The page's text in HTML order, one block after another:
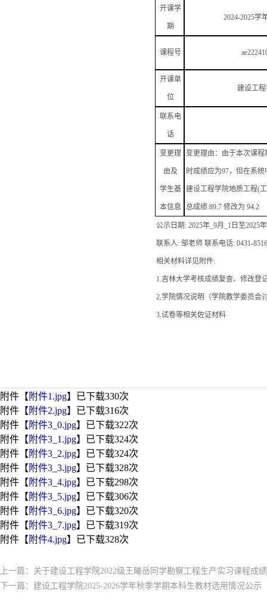
开课学
期
2024-2025学
课程号
开课单
位
建设工
联系电
话
变更理
由及
学生基
本信息
变更理由：由于本次课程
时成绩应为97，但在系
建设工程学院地质工程(
总成绩:89.7 修改为 94.2
公示日期: 2025年_9月_1日至2025
联系人: 邹老师 联系电话: 0431-
相关材料详见附件:
1.吉林大学考核成绩复查、修改登
2.学院情况说明（学院教学委员会
3.试卷等相关佐证材料
附件【 附件1.jpg】已下载330次
附件【 附件2.jpg】已下载316次
附件【 附件3_0.jpg】已下载322次
附件【 附件3_1.jpg】已下载324次
附件【 附件3_2.jpg】已下载324次
附件【 附件3_3.jpg】已下载328次
附件【 附件3_4.jpg】已下载298次
附件【 附件3_5.jpg】已下载306次
附件【 附件3_6.jpg】已下载320次
附件【 附件3_7.jpg】已下载319次
附件【 附件4.jpg】已下载328次
上一篇： 关于建设工程学院2022级王曦岳同学勘察工程生产实习课程成
下一篇： 建设工程学院2025-2026学年秋季学期本科生教材选用情况公示